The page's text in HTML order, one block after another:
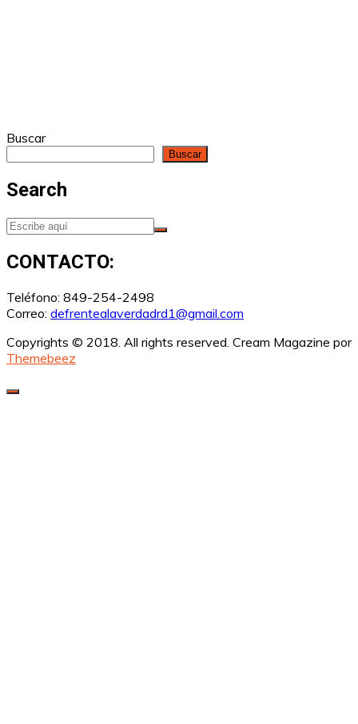
Buscar
Buscar
Search
CONTACTO:
Teléfono: 849-254-2498
Correo: defrentealaverdadrd1@gmail.com
Copyrights © 2018. All rights reserved. Cream Magazine por
Themebeez